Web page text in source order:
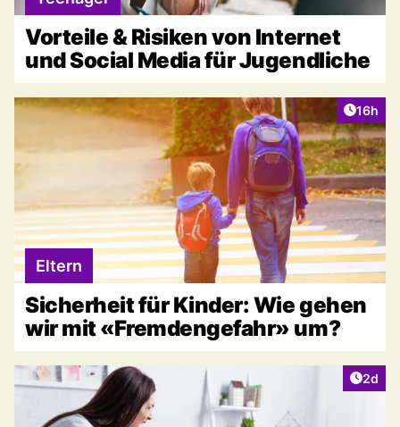
Vorteile & Risiken von Internet
und Social Media für Jugendliche
Artikel
16h
Eltern
Sicherheit für Kinder: Wie gehen
wir mit «Fremdengefahr» um?
2d